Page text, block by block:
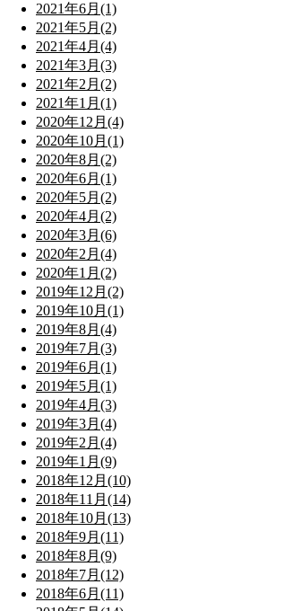
2021年6月(1)
2021年5月(2)
2021年4月(4)
2021年3月(3)
2021年2月(2)
2021年1月(1)
2020年12月(4)
2020年10月(1)
2020年8月(2)
2020年6月(1)
2020年5月(2)
2020年4月(2)
2020年3月(6)
2020年2月(4)
2020年1月(2)
2019年12月(2)
2019年10月(1)
2019年8月(4)
2019年7月(3)
2019年6月(1)
2019年5月(1)
2019年4月(3)
2019年3月(4)
2019年2月(4)
2019年1月(9)
2018年12月(10)
2018年11月(14)
2018年10月(13)
2018年9月(11)
2018年8月(9)
2018年7月(12)
2018年6月(11)